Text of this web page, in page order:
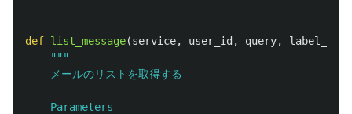
def list_message(service, user_id , query, label_ids
"""
    メールのリストを取得する
    Parameters